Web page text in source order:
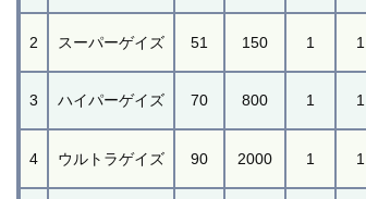
2 スーパーゲイズ 51 150 1 1
3 ハイパーゲイズ 70 800 1 1
4 ウルトラゲイズ 90 2000 1 1